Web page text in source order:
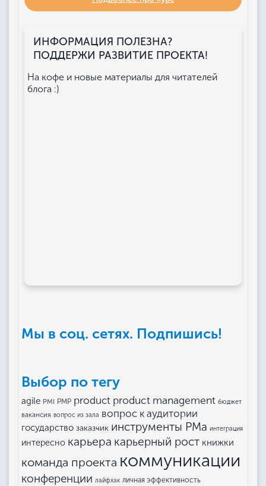
ИНФОРМАЦИЯ ПОЛЕЗНА?
ПОДДЕРЖИ РАЗВИТИЕ ПРОЕКТА!
На кофе и новые материалы для читателей
блога :)
Мы в соц. сетях. Подпишись!
Выбор по тегу
agile PMI PMP product product management бюджет
вакансия вопрос из зала вопрос к аудитории
государство заказчик инструменты РМа интеграция
интересно карьера карьерный рост книжки
команда проекта коммуникации
конференции лайфхак личная эффективность